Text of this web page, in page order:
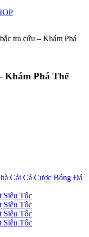
tra cứu – Khám Phá
Khám Phá Thế
Cái Cá Cược Bóng Đá
Siêu Tốc
Siêu Tốc
Siêu Tốc
Siêu Tốc